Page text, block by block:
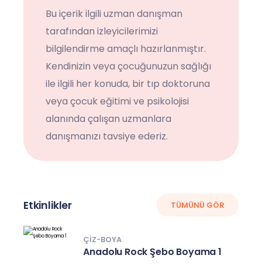
Bu içerik ilgili uzman danışman
tarafından izleyicilerimizi
bilgilendirme amaçlı hazırlanmıştır.
Kendinizin veya çocuğunuzun sağlığı
ile ilgili her konuda, bir tıp doktoruna
veya çocuk eğitimi ve psikolojisi
alanında çalışan uzmanlara
danışmanızı tavsiye ederiz.
Etkinlikler TÜMÜNÜ GÖR
ÇIZ-BOYA
Anadolu Rock Şebo Boyama 1